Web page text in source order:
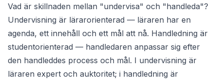
Vad är skillnaden mellan "undervisa" och "handleda"?
Undervisning är lärarorienterad — läraren har en
agenda, ett innehåll och ett mål att nå. Handledning är
studentorienterad — handledaren anpassar sig efter
den handleddes process och mål. I undervisning är
läraren expert och auktoritet; i handledning är